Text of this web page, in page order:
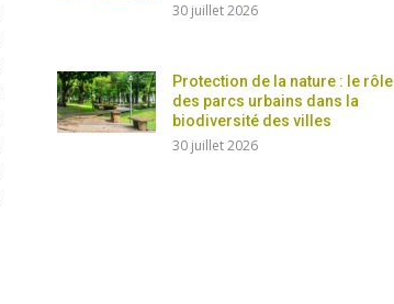
30 juillet 2026
Protection de la nature : le rôle
des parcs urbains dans la
biodiversité des villes
30 juillet 2026